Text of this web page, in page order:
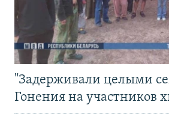
"Задерживали целыми
Гонения на участников